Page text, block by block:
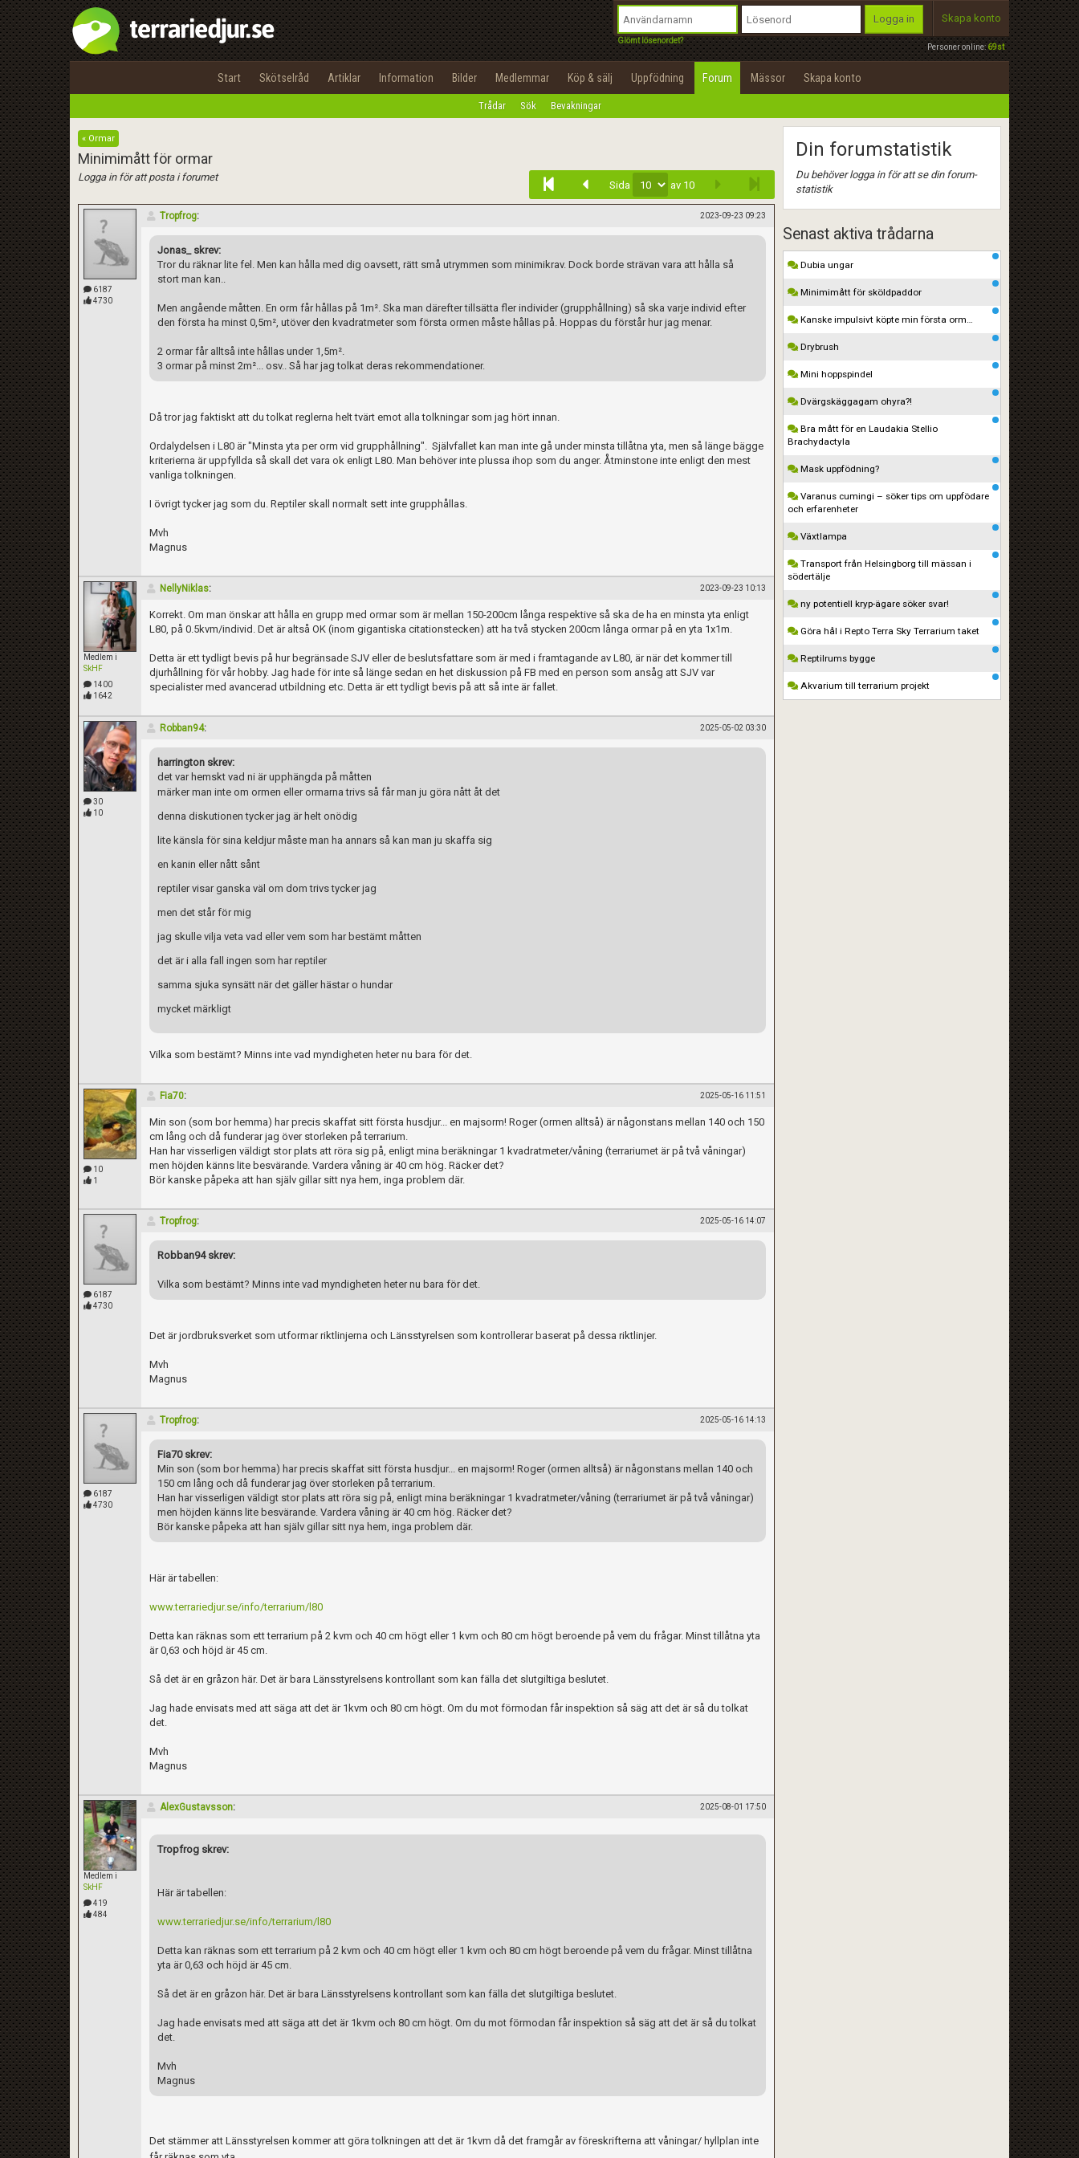
Personer online:69st
Logga in
Glömt lösenordet?
Skapa konto
Start Skötselråd Artiklar Information Bilder Medlemmar Köp & sälj Uppfödning Forum Mässor Skapa konto
Trådar Sök Bevakningar
« Ormar
Minimimått för ormar
Logga in för att posta i forumet
Sida av 10
6187
4730
Tropfrog: 2023-09-23 09:23
Jonas_ skrev:
Tror du räknar lite fel. Men kan hålla med dig oavsett, rätt små utrymmen som minimikrav. Dock borde strävan vara att hålla så
stort man kan..
Men angående måtten. En orm får hållas på 1m². Ska man därefter tillsätta fler individer (grupphållning) så ska varje individ efter
den första ha minst 0,5m², utöver den kvadratmeter som första ormen måste hållas på. Hoppas du förstår hur jag menar.
2 ormar får alltså inte hållas under 1,5m².
3 ormar på minst 2m²... osv.. Så har jag tolkat deras rekommendationer.
Då tror jag faktiskt att du tolkat reglerna helt tvärt emot alla tolkningar som jag hört innan.
Ordalydelsen i L80 är "Minsta yta per orm vid grupphållning". Självfallet kan man inte gå under minsta tillåtna yta, men så länge bägge
kriterierna är uppfyllda så skall det vara ok enligt L80. Man behöver inte plussa ihop som du anger. Åtminstone inte enligt den mest
vanliga tolkningen.
I övrigt tycker jag som du. Reptiler skall normalt sett inte grupphållas.
Mvh
Magnus
Medlem i
SkHF
1400
1642
NellyNiklas: 2023-09-23 10:13
Korrekt. Om man önskar att hålla en grupp med ormar som är mellan 150-200cm långa respektive så ska de ha en minsta yta enligt
L80, på 0.5kvm/individ. Det är altså OK (inom gigantiska citationstecken) att ha två stycken 200cm långa ormar på en yta 1x1m.
Detta är ett tydligt bevis på hur begränsade SJV eller de beslutsfattare som är med i framtagande av L80, är när det kommer till
djurhållning för vår hobby. Jag hade för inte så länge sedan en het diskussion på FB med en person som ansåg att SJV var
specialister med avancerad utbildning etc. Detta är ett tydligt bevis på att så inte är fallet.
30
10
Robban94: 2025-05-02 03:30
harrington skrev:
det var hemskt vad ni är upphängda på måtten
märker man inte om ormen eller ormarna trivs så får man ju göra nått åt det
denna diskutionen tycker jag är helt onödig
lite känsla för sina keldjur måste man ha annars så kan man ju skaffa sig
en kanin eller nått sånt
reptiler visar ganska väl om dom trivs tycker jag
men det står för mig
jag skulle vilja veta vad eller vem som har bestämt måtten
det är i alla fall ingen som har reptiler
samma sjuka synsätt när det gäller hästar o hundar
mycket märkligt
Vilka som bestämt? Minns inte vad myndigheten heter nu bara för det.
10
1
Fia70: 2025-05-16 11:51
Min son (som bor hemma) har precis skaffat sitt första husdjur... en majsorm! Roger (ormen alltså) är någonstans mellan 140 och 150
cm lång och då funderar jag över storleken på terrarium.
Han har visserligen väldigt stor plats att röra sig på, enligt mina beräkningar 1 kvadratmeter/våning (terrariumet är på två våningar)
men höjden känns lite besvärande. Vardera våning är 40 cm hög. Räcker det?
Bör kanske påpeka att han själv gillar sitt nya hem, inga problem där.
6187
4730
Tropfrog: 2025-05-16 14:07
Robban94 skrev:
Vilka som bestämt? Minns inte vad myndigheten heter nu bara för det.
Det är jordbruksverket som utformar riktlinjerna och Länsstyrelsen som kontrollerar baserat på dessa riktlinjer.
Mvh
Magnus
6187
4730
Tropfrog: 2025-05-16 14:13
Fia70 skrev:
Min son (som bor hemma) har precis skaffat sitt första husdjur... en majsorm! Roger (ormen alltså) är någonstans mellan 140 och
150 cm lång och då funderar jag över storleken på terrarium.
Han har visserligen väldigt stor plats att röra sig på, enligt mina beräkningar 1 kvadratmeter/våning (terrariumet är på två våningar)
men höjden känns lite besvärande. Vardera våning är 40 cm hög. Räcker det?
Bör kanske påpeka att han själv gillar sitt nya hem, inga problem där.
Här är tabellen:
www.terrariedjur.se/info/terrarium/l80
Detta kan räknas som ett terrarium på 2 kvm och 40 cm högt eller 1 kvm och 80 cm högt beroende på vem du frågar. Minst tillåtna yta
är 0,63 och höjd är 45 cm.
Så det är en gråzon här. Det är bara Länsstyrelsens kontrollant som kan fälla det slutgiltiga beslutet.
Jag hade envisats med att säga att det är 1kvm och 80 cm högt. Om du mot förmodan får inspektion så säg att det är så du tolkat
det.
Mvh
Magnus
Medlem i
SkHF
419
484
AlexGustavsson: 2025-08-01 17:50
Tropfrog skrev:
Här är tabellen:
www.terrariedjur.se/info/terrarium/l80
Detta kan räknas som ett terrarium på 2 kvm och 40 cm högt eller 1 kvm och 80 cm högt beroende på vem du frågar. Minst tillåtna
yta är 0,63 och höjd är 45 cm.
Så det är en gråzon här. Det är bara Länsstyrelsens kontrollant som kan fälla det slutgiltiga beslutet.
Jag hade envisats med att säga att det är 1kvm och 80 cm högt. Om du mot förmodan får inspektion så säg att det är så du tolkat
det.
Mvh
Magnus
Det stämmer att Länsstyrelsen kommer att göra tolkningen att det är 1kvm då det framgår av föreskrifterna att våningar/ hyllplan inte
Din forumstatistik
Du behöver logga in för att se din forum-
statistik
Senast aktiva trådarna
Dubia ungar
Minimimått för sköldpaddor
Kanske impulsivt köpte min första orm…
Drybrush
Mini hoppspindel
Dvärgskäggagam ohyra?!
Bra mått för en Laudakia Stellio
Brachydactyla
Mask uppfödning?
Varanus cumingi – söker tips om uppfödare
och erfarenheter
Växtlampa
Transport från Helsingborg till mässan i
södertälje
ny potentiell kryp-ägare söker svar!
Göra hål i Repto Terra Sky Terrarium taket
Reptilrums bygge
Akvarium till terrarium projekt
Spara
Infoga
Utför
100%
OK
integritetspolicy
Namn:
Epost:
Privacy Policy
Terms of Service
Begär nytt lösenord
Tillbaka till förstasidan